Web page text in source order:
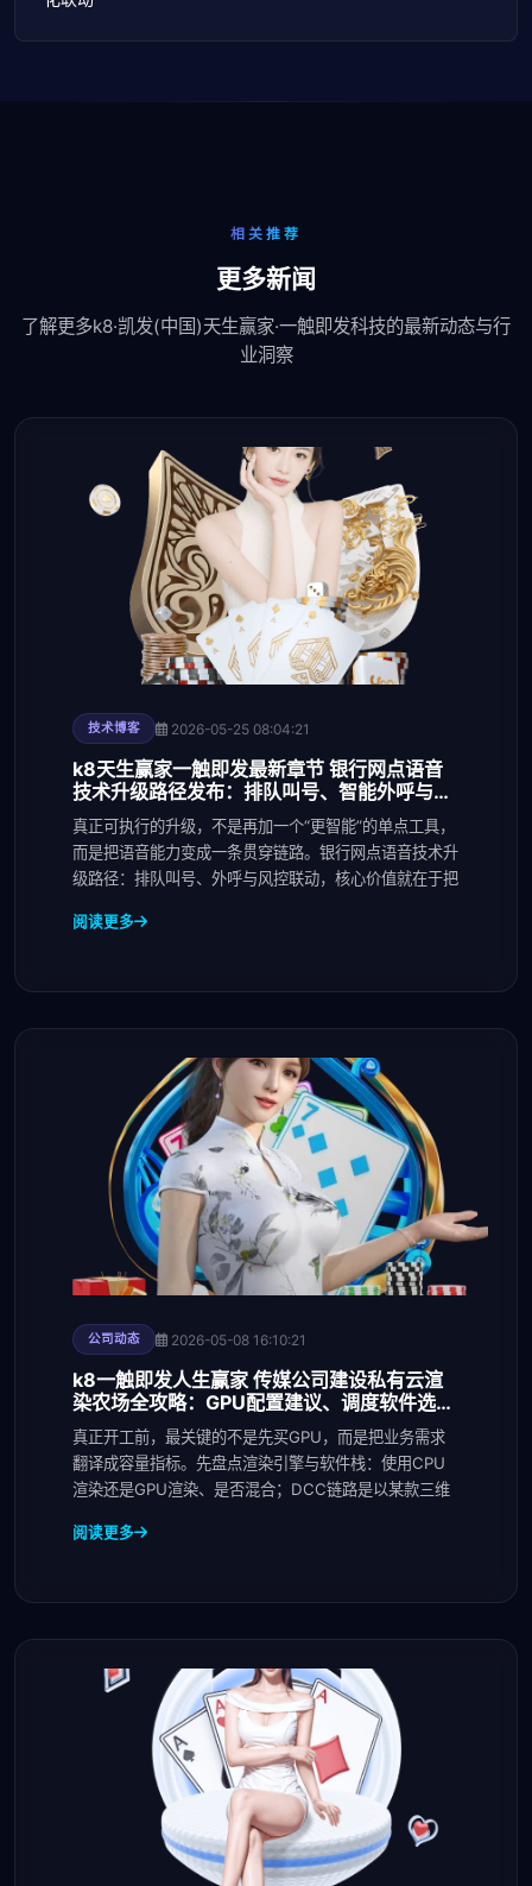
相关推荐
更多新闻
了解更多k8·凯发(中国)天生赢家·一触即发科技的最新动态与行
业洞察
技术博客 2026-05-25 08:04:21
k8天生赢家一触即发最新章节 银行网点语音
技术升级路径发布：排队叫号、智能外呼与风
控联动进入一体化建设阶段
真正可执行的升级，不是再加一个“更智能”的单点工具，
而是把语音能力变成一条贯穿链路。银行网点语音技术升
级路径：排队叫号、外呼与风控联动，核心价值就在于把
阅读更多
公司动态 2026-05-08 16:10:21
k8一触即发人生赢家 传媒公司建设私有云渲
染农场全攻略：GPU配置建议、调度软件选型
与电力散热预算
真正开工前，最关键的不是先买GPU，而是把业务需求
翻译成容量指标。先盘点渲染引擎与软件栈：使用CPU
渲染还是GPU渲染、是否混合；DCC链路是以某款三维
阅读更多